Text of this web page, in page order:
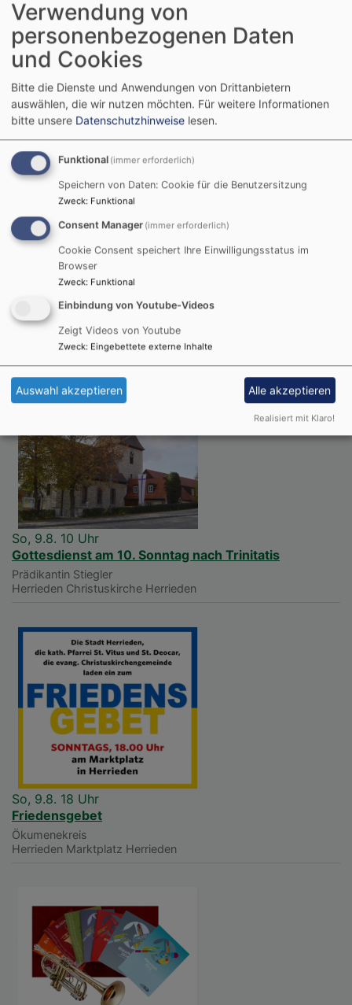
Einfach dieChurchpool-App
Handy downloaden, Account anlegen und der
Christuskirchengemeinde Herrieden folgen.
Nächste Veranstaltungen
So, 9.8. 10 Uhr
Gottesdienst am 10. Sonntag nach Trinitatis
Prädikantin Stiegler
Herrieden Christuskirche Herrieden
So, 9.8. 18 Uhr
Friedensgebet
Ökumenekreis
Herrieden Marktplatz Herrieden
Verwendung von
personenbezogenen Daten
und Cookies
Bitte die Dienste und Anwendungen von Drittanbietern
auswählen, die wir nutzen möchten. Für weitere Informationen
bitte unsere Datenschutzhinweise lesen.
Funktional (immer erforderlich)
Speichern von Daten: Cookie für die Benutzersitzung
Zweck: Funktional
Consent Manager (immer erforderlich)
Cookie Consent speichert Ihre Einwilligungsstatus im
Browser
Zweck: Funktional
Einbindung von Youtube-Videos
Zeigt Videos von Youtube
Zweck: Eingebettete externe Inhalte
Auswahl akzeptieren Alle akzeptieren
Realisiert mit Klaro!